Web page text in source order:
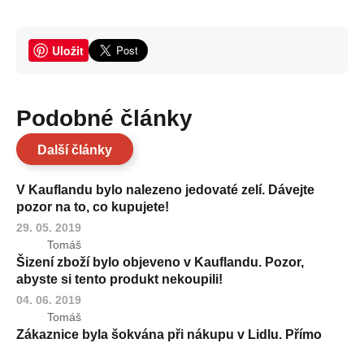
Uložit
Podobné články
Další články
V Kauflandu bylo nalezeno jedovaté zelí. Dávejte
pozor na to, co kupujete!
29. 05. 2019
Tomáš
Šizení zboží bylo objeveno v Kauflandu. Pozor,
abyste si tento produkt nekoupili!
04. 06. 2019
Tomáš
Zákaznice byla šokvána při nákupu v Lidlu. Přímo